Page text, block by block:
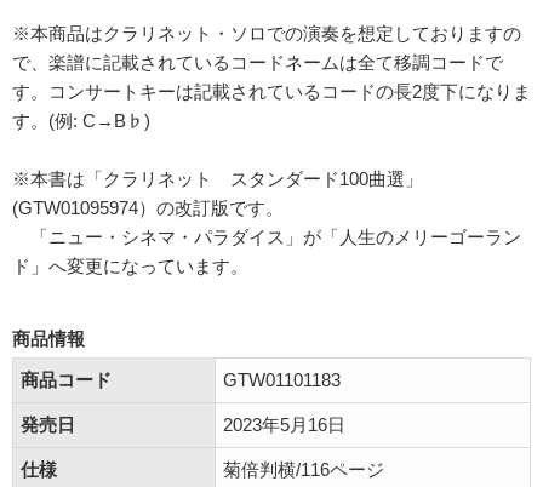
※本商品はクラリネット・ソロでの演奏を想定しておりますの
で、楽譜に記載されているコードネームは全て移調コードで
す。コンサートキーは記載されているコードの長2度下になりま
す。(例: C→B♭)
※本書は「クラリネット スタンダード100曲選」
(GTW01095974）の改訂版です。
「ニュー・シネマ・パラダイス」が「人生のメリーゴーラン
ド」へ変更になっています。
商品情報
商品コード
GTW01101183
発売日 2023年5月16日
仕様 菊倍判横/116ページ